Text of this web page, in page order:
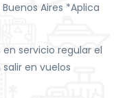
Aires *Aplica
servicio regular el
en vuelos